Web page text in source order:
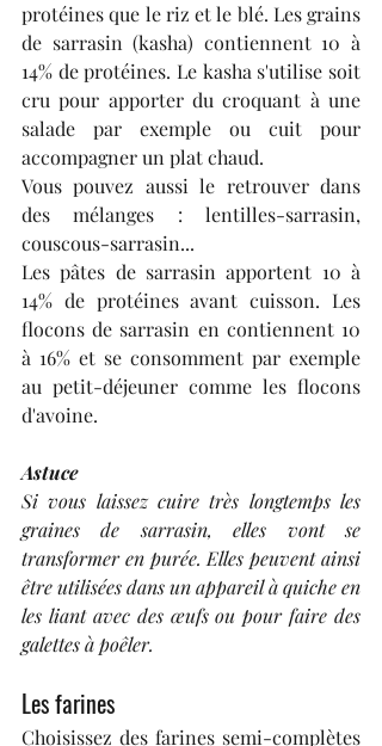
protéines que le riz et le blé. Les grains
de sarrasin (kasha) contiennent 10 à
14% de protéines. Le kasha s'utilise soit
cru pour apporter du croquant à une
salade par exemple ou cuit pour
accompagner un plat chaud.
Vous pouvez aussi le retrouver dans
des mélanges : lentilles-sarrasin,
couscous-sarrasin...
Les pâtes de sarrasin apportent 10 à
14% de protéines avant cuisson. Les
flocons de sarrasin en contiennent 10
à 16% et se consomment par exemple
au petit-déjeuner comme les flocons
d'avoine.
Astuce
Si vous laissez cuire très longtemps les
graines de sarrasin, elles vont se
transformer en purée. Elles peuvent ainsi
être utilisées dans un appareil à quiche en
les liant avec des œufs ou pour faire des
galettes à poêler.
Les farines
Choisissez des farines semi-complètes